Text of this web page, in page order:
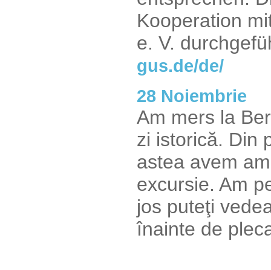
Kooperation
e. V.
gus.de/de/
28 Noiembrie
Am mers la
zi istorică. Din
astea avem
excursie. Am
jos puteţi
înainte de